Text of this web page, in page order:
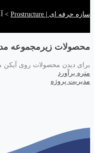
سازه حرفه ای | Prostructure >
محصولات زیرمجموعه
برای دیدن محصولات روی آیکن
متره برآورد
مدیریت پروژه